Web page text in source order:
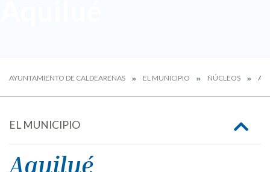
AYUNTAMIENTO DE CALDEARENAS EL MUNICIPIO NÚCLEOS
EL MUNICIPIO
Aquilué